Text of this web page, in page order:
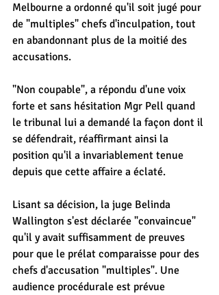
Melbourne a ordonné qu'il soit jugé pour
de "multiples" chefs d'inculpation, tout
en abandonnant plus de la moitié des
accusations.
"Non coupable", a répondu d'une voix
forte et sans hésitation Mgr Pell quand
le tribunal lui a demandé la façon dont il
se défendrait, réaffirmant ainsi la
position qu'il a invariablement tenue
depuis que cette affaire a éclaté.
Lisant sa décision, la juge Belinda
Wallington s'est déclarée "convaincue"
qu'il y avait suffisamment de preuves
pour que le prélat comparaisse pour des
chefs d'accusation "multiples". Une
audience procédurale est prévue